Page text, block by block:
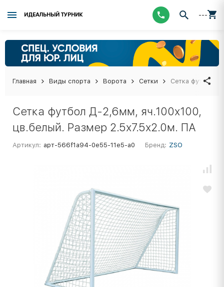
ИДЕАЛЬНЫЙ ТУРНИК ---
Главная Виды спорта Ворота Сетки Сетка футбол
Сетка футбол Д-2,6мм, яч.100x100,
цв.белый. Размер 2.5x7.5x2.0м. ПА
Артикул: арт-566f1a94-0e55-11e5-a0 Бренд: ZSO